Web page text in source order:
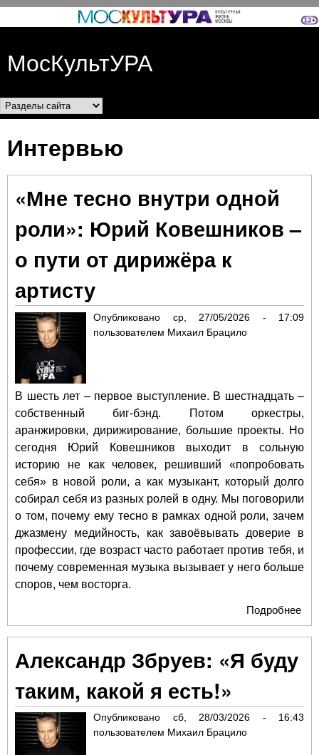
Перейти к основному
МосКультУРА
Разделы сайта
Интервью
«Мне тесно внутри одной
роли»: Юрий Ковешников –
о пути от дирижёра к
артисту
Опубликовано ср, 27/05/2026 - 17:09
пользователем Михаил Брацило
В шесть лет – первое выступление. В шестнадцать –
собственный биг-бэнд. Потом оркестры,
аранжировки, дирижирование, большие проекты. Но
сегодня Юрий Ковешников выходит в сольную
историю не как человек, решивший «попробовать
себя» в новой роли, а как музыкант, который долго
собирал себя из разных ролей в одну. Мы поговорили
о том, почему ему тесно в рамках одной роли, зачем
джазмену медийность, как завоёвывать доверие в
профессии, где возраст часто работает против тебя, и
почему современная музыка вызывает у него больше
споров, чем восторга.
Подробнее
– о
Александр Збруев: «Я буду
таким, какой я есть!»
Опубликовано сб, 28/03/2026 - 16:43
пользователем Михаил Брацило